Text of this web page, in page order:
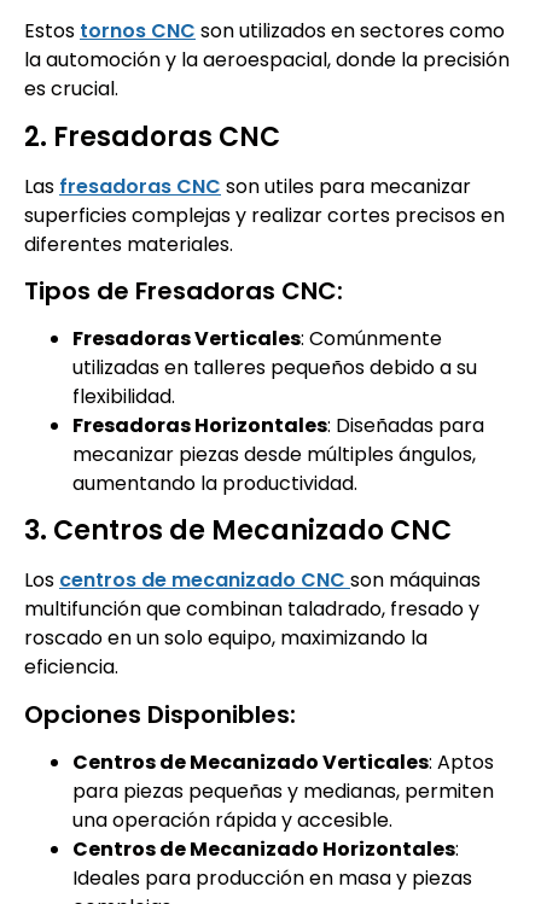
Estos tornos CNC son utilizados en sectores como
la automoción y la aeroespacial, donde la precisión
es crucial.
2. Fresadoras CNC
Las fresadoras CNC son utiles para mecanizar
superficies complejas y realizar cortes precisos en
diferentes materiales.
Tipos de Fresadoras CNC:
Fresadoras Verticales: Comúnmente
utilizadas en talleres pequeños debido a su
flexibilidad.
Fresadoras Horizontales: Diseñadas para
mecanizar piezas desde múltiples ángulos,
aumentando la productividad.
3. Centros de Mecanizado CNC
Los centros de mecanizado CNC son máquinas
multifunción que combinan taladrado, fresado y
roscado en un solo equipo, maximizando la
eficiencia.
Opciones Disponibles:
Centros de Mecanizado Verticales: Aptos
para piezas pequeñas y medianas, permiten
una operación rápida y accesible.
Centros de Mecanizado Horizontales:
Ideales para producción en masa y piezas